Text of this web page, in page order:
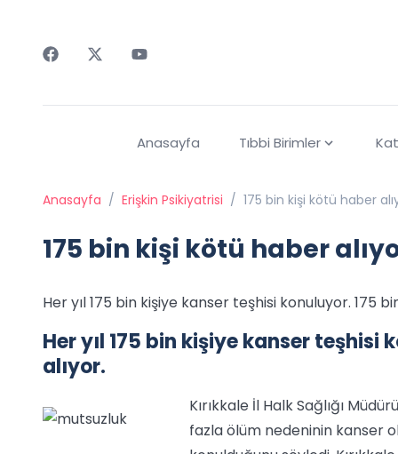
Anasayfa Tıbbi Birimler
Anasayfa / Erişkin Psikiyatrisi / 175 bin kişi kötü haber
175 bin kişi kötü haber
Her yıl 175 bin kişiye kanser teşhisi konuluyor. 175
Her yıl 175 bin kişiye kanser teşhisi
alıyor.
Kırıkkale İl Halk Sağlığı
fazla ölüm nedeninin kanser